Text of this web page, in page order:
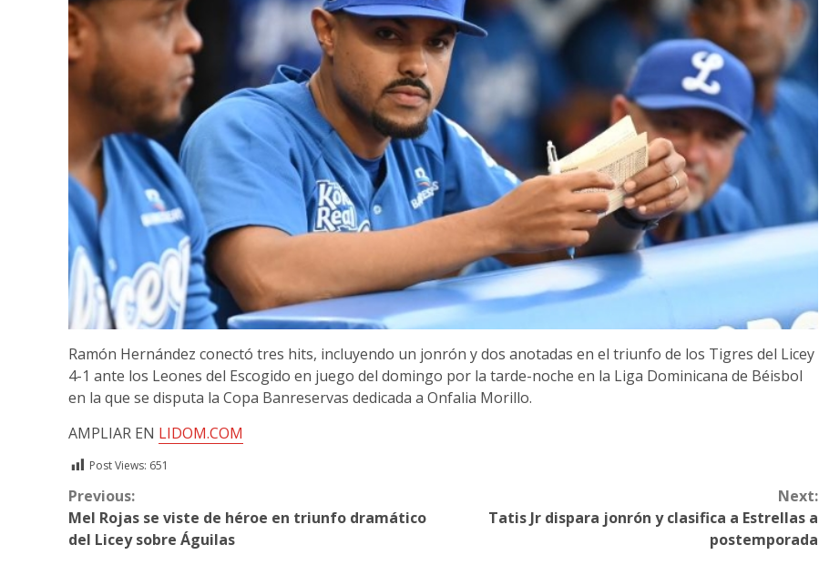
Ramón Hernández conectó tres hits, incluyendo un jonrón y dos anotadas en el triunfo de los Tigres del Licey
4-1 ante los Leones del Escogido en juego del domingo por la tarde-noche en la Liga Dominicana de Béisbol
en la que se disputa la Copa Banreservas dedicada a Onfalia Morillo.
AMPLIAR EN LIDOM.COM
Post Views: 651
Continue
Reading
Previous:
Mel Rojas se viste de héroe en triunfo dramático
del Licey sobre Águilas
Next:
Tatis Jr dispara jonrón y clasifica a Estrellas a
postemporada